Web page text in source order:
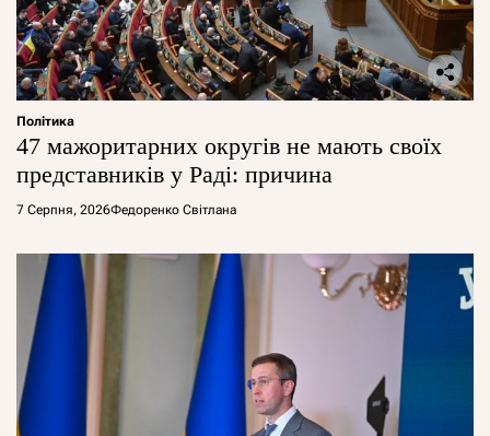
Політика
47 мажоритарних округів не мають своїх
представників у Раді: причина
7 Серпня, 2026Федоренко Світлана